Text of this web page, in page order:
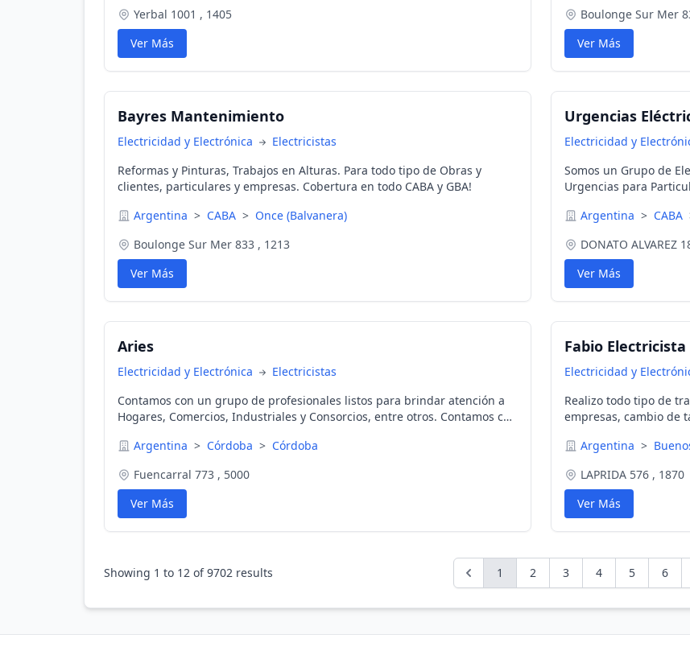
Yerbal 1001 , 1405
Ver Más
Boulonge Sur Mer
Ver Más
Bayres Mantenimiento
Electricidad y Electrónica
Electricistas
Reformas y Pinturas, Trabajos en Alturas. Para todo tipo de Obras y
clientes, particulares y empresas. Cobertura en todo CABA y GBA!
Argentina > CABA > Once (Balvanera)
Boulonge Sur Mer 833 , 1213
Ver Más
Urgencias
Electricidad y
Somos un Grupo de
Urgencias para
Argentina > CABA
DONATO ALVAREZ
Ver Más
Aries
Electricidad y Electrónica
Electricistas
Contamos con un grupo de profesionales listos para brindar atención a
Hogares, Comercios, Industriales y Consorcios, entre otros. Contamos con
Argentina > Córdoba > Córdoba
Fuencarral 773 , 5000
Ver Más
Fabio Electricista
Electricidad y
Realizo todo tipo de
empresas, cambio de
Argentina >
LAPRIDA 576 , 1870
Ver Más
Showing 1 to 12 of9702 results 1 2 3 4 5 6